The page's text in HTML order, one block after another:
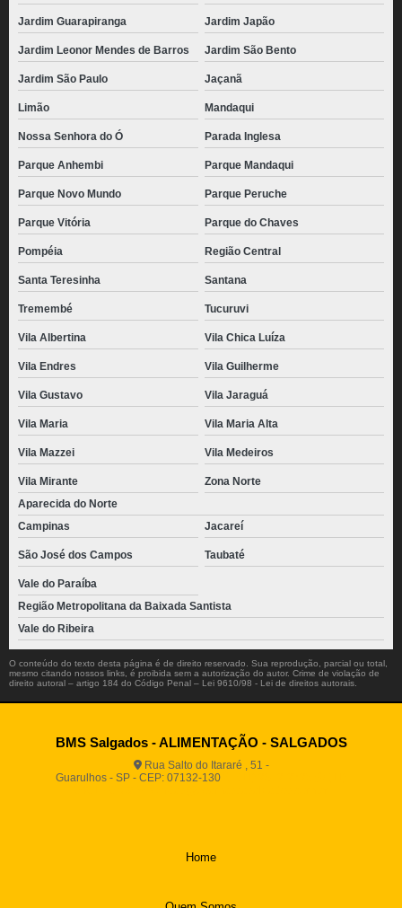
Jardim Guarapiranga Jardim Japão
Jardim Leonor Mendes de Barros Jardim São Bento
Jardim São Paulo Jaçanã
Limão Mandaqui
Nossa Senhora do Ó Parada Inglesa
Parque Anhembi Parque Mandaqui
Parque Novo Mundo Parque Peruche
Parque Vitória Parque do Chaves
Pompéia Região Central
Santa Teresinha Santana
Tremembé Tucuruvi
Vila Albertina Vila Chica Luíza
Vila Endres Vila Guilherme
Vila Gustavo Vila Jaraguá
Vila Maria Vila Maria Alta
Vila Mazzei Vila Medeiros
Vila Mirante
Zona Norte
Aparecida do Norte
Campinas
Jacareí
São José dos Campos Taubaté
Vale do Paraíba
Região Metropolitana da Baixada Santista
Vale do Ribeira
O conteúdo do texto desta página é de direito reservado. Sua reprodução, parcial ou total,
mesmo citando nossos links, é proibida sem a autorização do autor. Crime de violação de
direito autoral – artigo 184 do Código Penal – Lei 9610/98 - Lei de direitos autorais
BMS Salgados - ALIMENTAÇÃO - SALGADOS
Rua Salto do Itararé , 51 -
Guarulhos - SP - CEP: 07132-130
Home